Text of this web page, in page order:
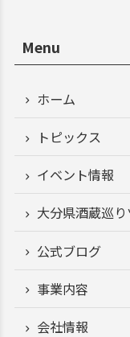
Menu
ホーム
トピックス
イベント情報
大分県酒蔵巡り
公式ブログ
事業内容
会社情報